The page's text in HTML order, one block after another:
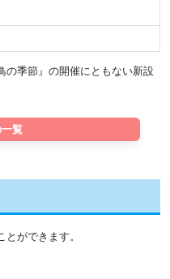
の季節』の開催にともない新設
覧
ができます。